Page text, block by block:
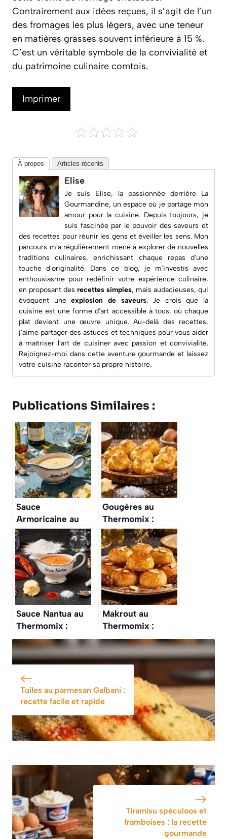
Contrairement aux idées reçues, il s’agit de l’un
des fromages les plus légers, avec une teneur
en matières grasses souvent inférieure à 15 %.
C’est un véritable symbole de la convivialité et
du patrimoine culinaire comtois.
Imprimer
À propos Articles récents
Elise
Je suis Elise, la passionnée derrière La
Gourmandine, un espace où je partage mon
amour pour la cuisine. Depuis toujours, je
suis fascinée par le pouvoir des saveurs et
des recettes pour réunir les gens et éveiller les sens. Mon
parcours m'a régulièrement mené à explorer de nouvelles
traditions culinaires, enrichissant chaque repas d'une
touche d'originalité. Dans ce blog, je m'investis avec
enthousiasme pour redéfinir votre expérience culinaire,
en proposant des recettes simples, mais audacieuses, qui
évoquent uneexplosion de saveurs. Je crois que la
cuisine est une forme d'art accessible à tous, où chaque
plat devient une œuvre unique. Au-delà des recettes,
j'aime partager des astuces et techniques pour vous aider
à maîtriser l'art de cuisiner avec passion et convivialité.
Rejoignez-moi dans cette aventure gourmande et laissez
votre cuisine raconter sa propre histoire.
Publications Similaires :
Sauce
Armoricaine au
Thermomix :
recette Facile et
Savoureuse
Gougères au
Thermomix :
recette Facile et
Savoureuse
Sauce Nantua au
Thermomix :
recette Facile et
Délicieuse
Makrout au
Thermomix :
recette Facile et
Savoureuse
Tuiles au parmesan Galbani :
recette facile et rapide
Tiramisu spéculoos et
framboises : la recette
gourmande